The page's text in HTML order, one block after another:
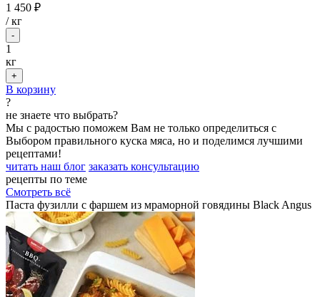
1 450 ₽
/кг
-
1
кг
+
В корзину
?
не знаете что выбрать?
Мы с радостью поможем Вам не только определиться с
Выбором правильного куска мяса, но и поделимся лучшими
рецептами!
читать наш блог заказать консультацию
рецепты по теме
Смотреть всё
Паста фузилли с фаршем из мраморной говядины Black Angus